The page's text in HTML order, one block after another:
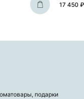
17 450 ₽
подарки